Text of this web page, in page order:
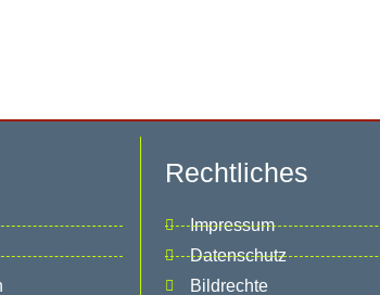
Rechtliches
Impressum
Datenschutz
Bildrechte